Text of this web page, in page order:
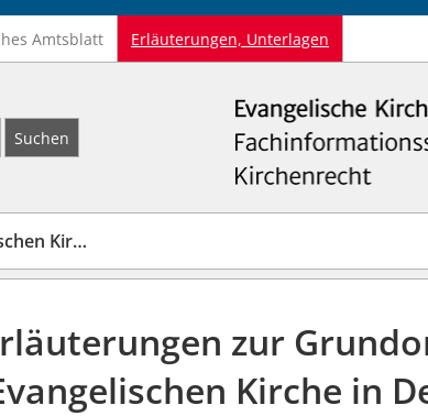
Amtsblatt Erläuterungen, Unterlagen
Platzhalter "*", Bsp. Pfarrer*, findet auch:
finden Sie in unserer Hilfe.
Suchen
zur
Kirche in